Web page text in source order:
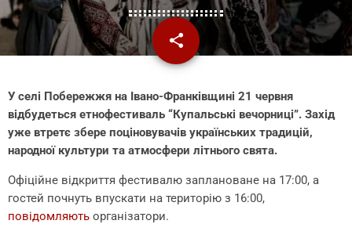
share
email
У селі Побережжя на Івано-Франківщині 21 червня
відбудеться етнофестиваль “Купальські вечорниці”. Захід
уже втретє збере поціновувачів українських традицій,
народної культури та атмосфери літнього свята.
Офіційне відкриття фестивалю заплановане на 17:00, а
гостей почнуть впускати на територію з 16:00,
повідомляють організатори.